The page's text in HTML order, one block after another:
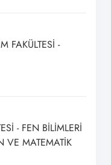
FAKÜLTESİ -
- FEN BİLİMLERİ
VE MATEMATİK